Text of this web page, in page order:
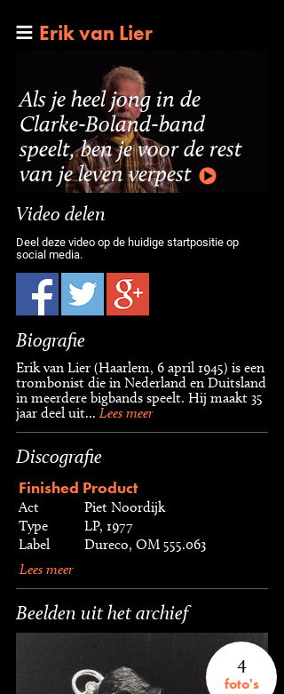
Erik van Lier
Als je heel jong in de
Clarke-Boland-band
speelt, ben je voor de rest
van je leven verpest
Video delen
Deel deze video op de huidige startpositie op
social media.
Biografie
Erik van Lier (Haarlem, 6 april 1945) is een
trombonist die in Nederland en Duitsland
in meerdere bigbands speelt. Hij maakt 35
jaar deel uit... Lees meer
Discografie
Finished Product
Act
Piet Noordijk
Type
LP, 1977
Label
Dureco, OM 555.063
Lees meer
Beelden uit het archief
4
foto's